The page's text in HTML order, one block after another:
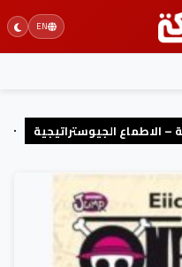
EN
– الاطماع الجيوستراتيجية